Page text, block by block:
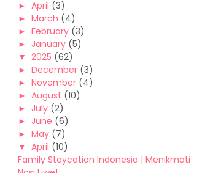
► April (3)
► March (4)
► February (3)
► January (5)
▼ 2025 (62)
► December (3)
► November (4)
► August (10)
► July (2)
► June (6)
► May (7)
▼ April (10)
Family Staycation Indonesia | Menikmati